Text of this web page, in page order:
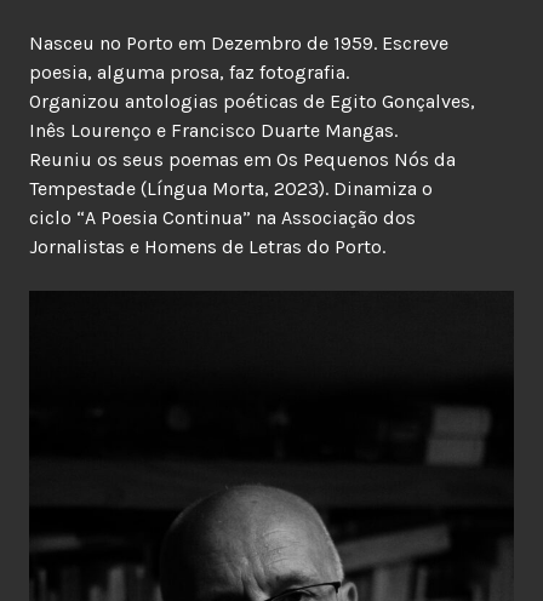
Nasceu no Porto em Dezembro de 1959. Escreve
poesia, alguma prosa, faz fotografia.
Organizou antologias poéticas de Egito Gonçalves,
Inês Lourenço e Francisco Duarte Mangas.
Reuniu os seus poemas em Os Pequenos Nós da
Tempestade (Língua Morta, 2023). Dinamiza o
ciclo “A Poesia Continua” na Associação dos
Jornalistas e Homens de Letras do Porto.